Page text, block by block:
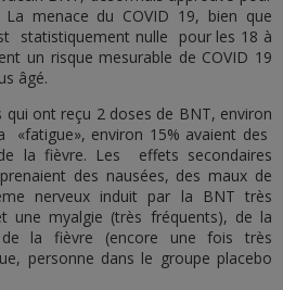
menace du COVID 19, bien que
statistiquement nulle pour les 18 à
un risque mesurable de COVID 19
âgé.
qui ont reçu 2 doses de BNT, environ
«fatigue», environ 15% avaient des
la fièvre. Les effets secondaires
des nausées, des maux de
nerveux induit par la BNT très
une myalgie (très fréquents), de la
la fièvre (encore une fois très
personne dans le groupe placebo